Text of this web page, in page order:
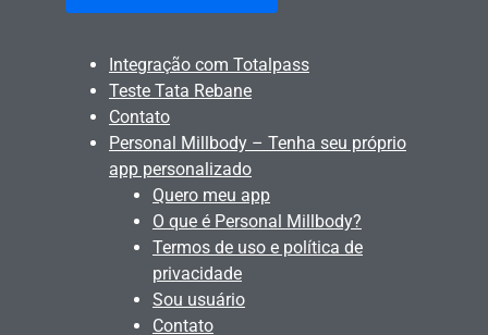
Integração com Totalpass
Teste Tata Rebane
Contato
Personal Millbody – Tenha seu próprio
app personalizado
Quero meu app
O que é Personal Millbody?
Termos de uso e política de
privacidade
Sou usuário
Contato